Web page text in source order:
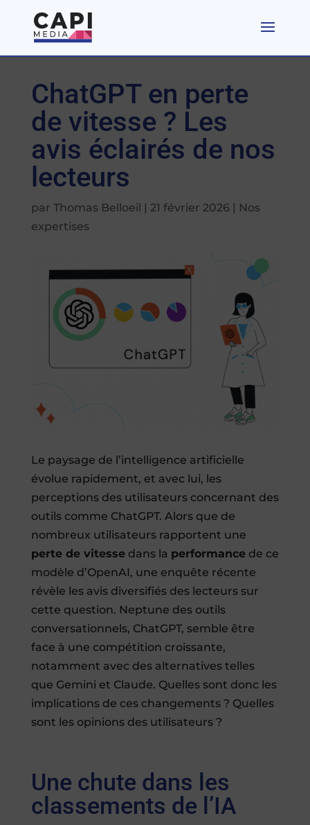
ChatGPT en perte
de vitesse ? Les
avis éclairés de nos
lecteurs
par Thomas Belloeil | 21 février 2026 | Nos
expertises
Le paysage de l’intelligence artificielle
évolue rapidement, et avec lui, les
perceptions des utilisateurs concernant des
outils comme ChatGPT. Alors que de
nombreux utilisateurs rapportent une
perte de vitessedans la performancede ce
modèle d’OpenAI, une enquête récente
révèle les avis diversifiés des lecteurs sur
cette question. Neptune des outils
conversationnels, ChatGPT, semble être
face à une compétition croissante,
notamment avec des alternatives telles
que Gemini et Claude. Quelles sont donc les
implications de ces changements ? Quelles
sont les opinions des utilisateurs ?
Une chute dans les
classements de l’IA